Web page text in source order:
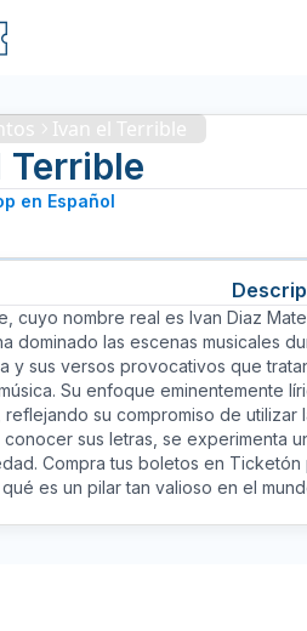
Ivan el Terrible
Terrible
en Español
cuyo nombre real es Ivan Diaz
dominado las escenas musicales
y sus versos provocativos que
Su enfoque eminentemente
su compromiso de utilizar
conocer sus letras, se experimenta
Compra tus boletos en
es un pilar tan valioso en el